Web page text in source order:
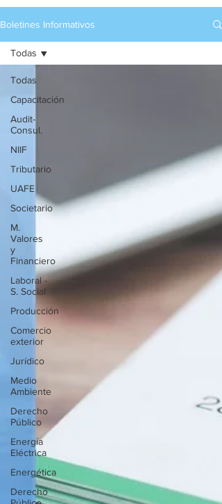
Boletines Informativos
Todas
Capacitación
Audit-
Consul.
NIIF
Tributario
UAFE
Societario
M.
Valores
y
Financiero
Laboral -
S. Social
Producción
Comercio
exterior
Jurídico
Medio
Ambiente
Derecho
Público
Energía
Eléctrica
Energética
Derecho
Todas